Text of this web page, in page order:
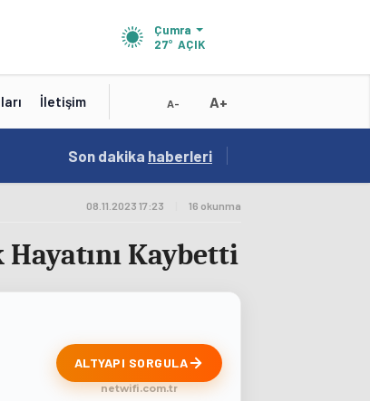
Çumra
27° AÇIK
İletişim A- A+
19:01 / Konya'nın Zengin Mutfağı GastroFest'te
Son dakika haberleri
08.11.2023 17:23 16 okunma
Kaybetti
ALTYAPI SORGULA
netwifi.com.tr